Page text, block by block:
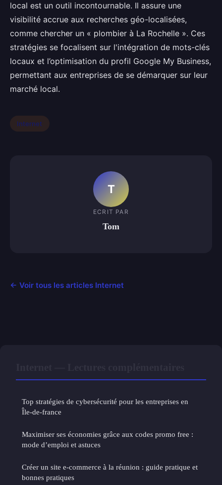
local est un outil incontournable. Il assure une
visibilité accrue aux recherches géo-localisées,
comme chercher un « plombier à La Rochelle ». Ces
stratégies se focalisent sur l'intégration de mots-clés
locaux et l’optimisation du profil Google My Business,
permettant aux entreprises de se démarquer sur leur
marché local.
Internet
T
ECRIT PAR
Tom
← Voir tous les articles Internet
Top stratégies de cybersécurité pour les entreprises en
Île-de-france
Maximiser ses économies grâce aux codes promo free :
mode d’emploi et astuces
Créer un site e-commerce à la réunion : guide pratique et
bonnes pratiques